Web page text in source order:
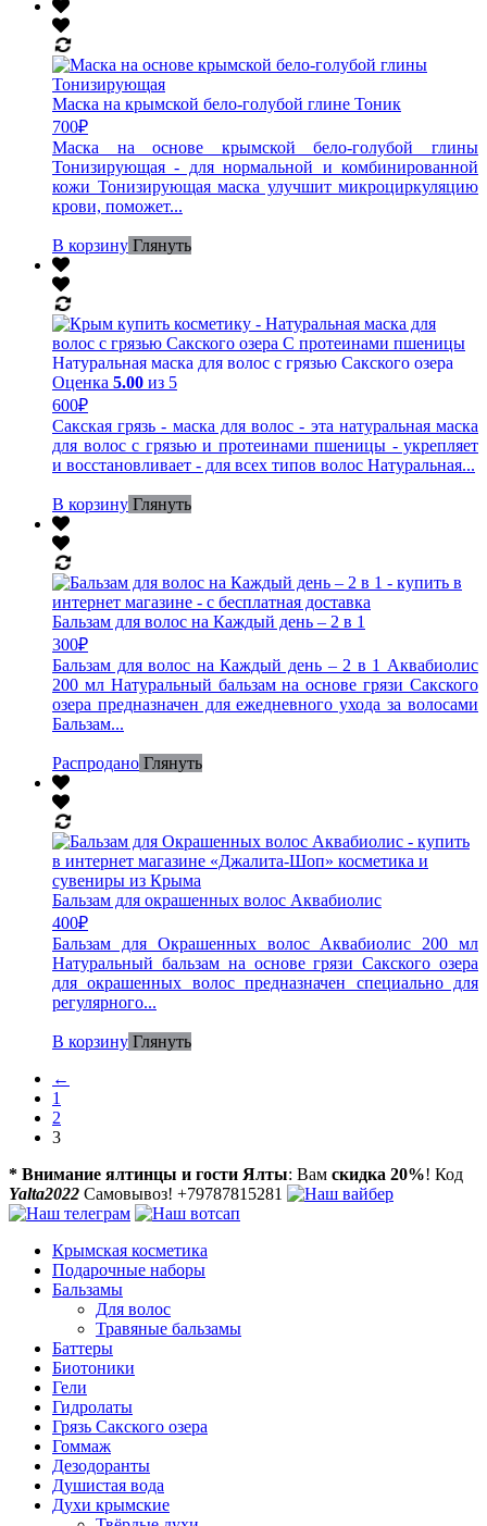
Маска на крымской бело-голубой глине Тоник
700₽
Маска на основе крымской бело-голубой глины
Тонизирующая - для нормальной и комбинированной
кожи Тонизирующая маска улучшит микроциркуляцию
крови, поможет...
В корзину Глянуть
Натуральная маска для волос с грязью Сакского озера
Оценка 5.00 из 5
600₽
Сакская грязь - маска для волос - эта натуральная маска
для волос с грязью и протеинами пшеницы - укрепляет
и восстановливает - для всех типов волос Натуральная...
В корзину Глянуть
Бальзам для волос на Каждый день – 2 в 1
300₽
Бальзам для волос на Каждый день – 2 в 1 Аквабиолис
200 мл Натуральный бальзам на основе грязи Сакского
озера предназначен для ежедневного ухода за волосами
Бальзам...
Распродано Глянуть
Бальзам для окрашенных волос Аквабиолис
400₽
Бальзам для Окрашенных волос Аквабиолис 200 мл
Натуральный бальзам на основе грязи Сакского озера
для окрашенных волос предназначен специально для
регулярного...
В корзину Глянуть
←
1
2
3
* Внимание ялтинцы и гости Ялты: Вам скидка 20%! Код
Yalta2022 Самовывоз! +79787815281
Крымская косметика
Подарочные наборы
Бальзамы
Для волос
Травяные бальзамы
Баттеры
Биотоники
Гели
Гидролаты
Грязь Сакского озера
Гоммаж
Дезодоранты
Душистая вода
Духи крымские